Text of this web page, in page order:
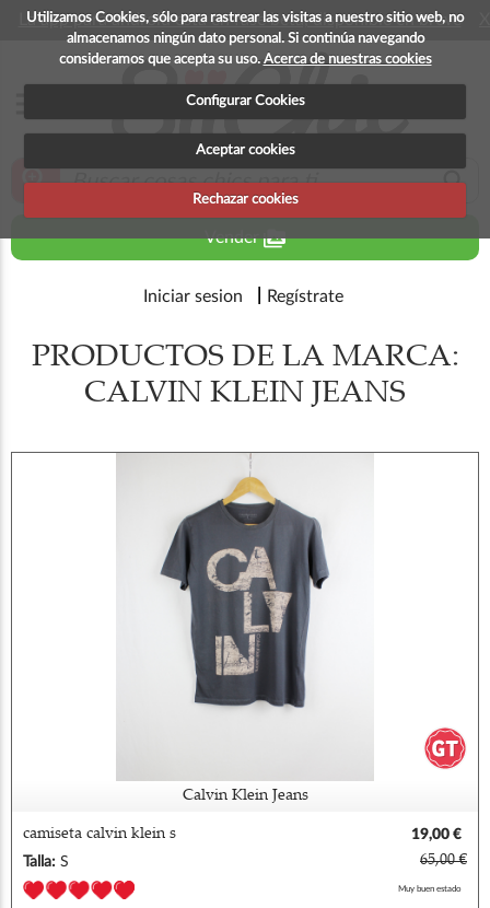
Utilizamos Cookies, sólo para rastrear las visitas a nuestro sitio web, no
almacenamos ningún dato personal. Si continúa navegando
consideramos que acepta su uso. Acerca de nuestras cookies
Configurar Cookies
Aceptar cookies
Rechazar cookies
La app para android esta en fase beta, disponible en breve
zoom_in search
Venderperm_media
Iniciar sesion Regístrate
PRODUCTOS DE LA MARCA:
CALVIN KLEIN JEANS
Calvin Klein Jeans
camiseta calvin klein s
19,00 €
Talla: S 65,00 €
Muy buen estado